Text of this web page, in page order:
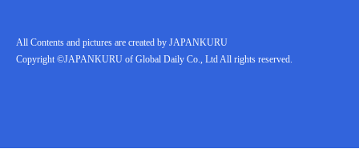
All Contents and pictures are created by JAPANKURU
Copyright ©JAPANKURU of Global Daily Co., Ltd All rights reserved.